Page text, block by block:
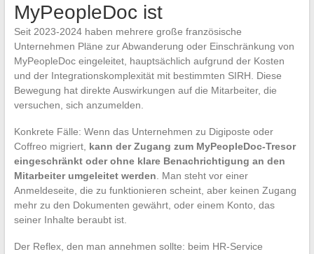
MyPeopleDoc ist
Seit 2023-2024 haben mehrere große französische
Unternehmen Pläne zur Abwanderung oder Einschränkung von
MyPeopleDoc eingeleitet, hauptsächlich aufgrund der Kosten
und der Integrationskomplexität mit bestimmten SIRH. Diese
Bewegung hat direkte Auswirkungen auf die Mitarbeiter, die
versuchen, sich anzumelden.
Konkrete Fälle: Wenn das Unternehmen zu Digiposte oder
Coffreo migriert, kann der Zugang zum MyPeopleDoc-Tresor
eingeschränkt oder ohne klare Benachrichtigung an den
Mitarbeiter umgeleitet werden. Man steht vor einer
Anmeldeseite, die zu funktionieren scheint, aber keinen Zugang
mehr zu den Dokumenten gewährt, oder einem Konto, das
seiner Inhalte beraubt ist.
Der Reflex, den man annehmen sollte: beim HR-Service